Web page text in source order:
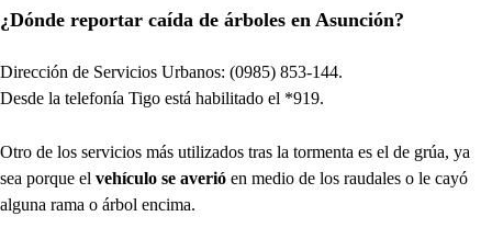
¿Dónde reportar caída de árboles en Asunción?
Dirección de Servicios Urbanos: (0985) 853-144.
Desde la telefonía Tigo está habilitado el *919.
Otro de los servicios más utilizados tras la tormenta es el de grúa, ya
sea porque el vehículo se averió en medio de los raudales o le cayó
alguna rama o árbol encima.